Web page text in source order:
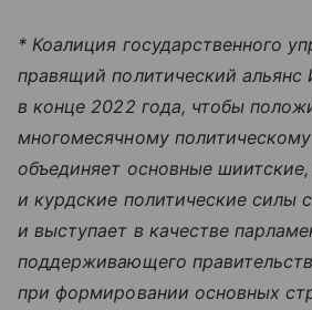
* Коалиция государственного
правящий политический альянс
в конце 2022 года, чтобы
многомесячному
объединяет основные шиитские,
и курдские политические силы
и выступает в качестве
поддерживающего
при формировании основных